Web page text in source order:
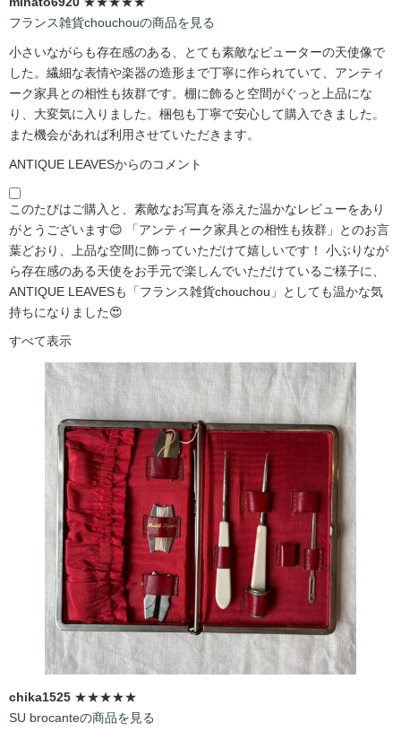
フランス雑貨chouchouの商品を見る
小さいながらも存在感のある、とても素敵なピューターの天使像で
した。繊細な表情や楽器の造形まで丁寧に作られていて、アンティ
ーク家具との相性も抜群です。棚に飾ると空間がぐっと上品にな
り、大変気に入りました。梱包も丁寧で安心して購入できました。
また機会があれば利用させていただきます。
ANTIQUE LEAVESからのコメント
このたびはご購入と、素敵なお写真を添えた温かなレビューをあり
がとうございます😊 「アンティーク家具との相性も抜群」とのお言
葉どおり、上品な空間に飾っていただけて嬉しいです！ 小ぶりなが
ら存在感のある天使をお手元で楽しんでいただけているご様子に、
ANTIQUE LEAVESも「フランス雑貨chouchou」としても温かな気
持ちになりました😍
すべて表示
chika1525 ★★★★★
SU brocanteの商品を見る